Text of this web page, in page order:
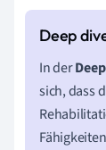
In der
sich, dass